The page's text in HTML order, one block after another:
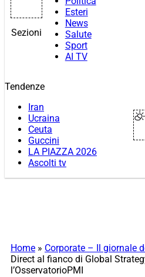
Sezioni
Esteri
News
Salute
Sport
AI TV
Tendenze
Iran
Ucraina
Ceuta
Guccini
LA PIAZZA 2026
Ascolti tv
Home » Corporate – Il giornale
Direct al fianco di Global
l’OsservatorioPMI